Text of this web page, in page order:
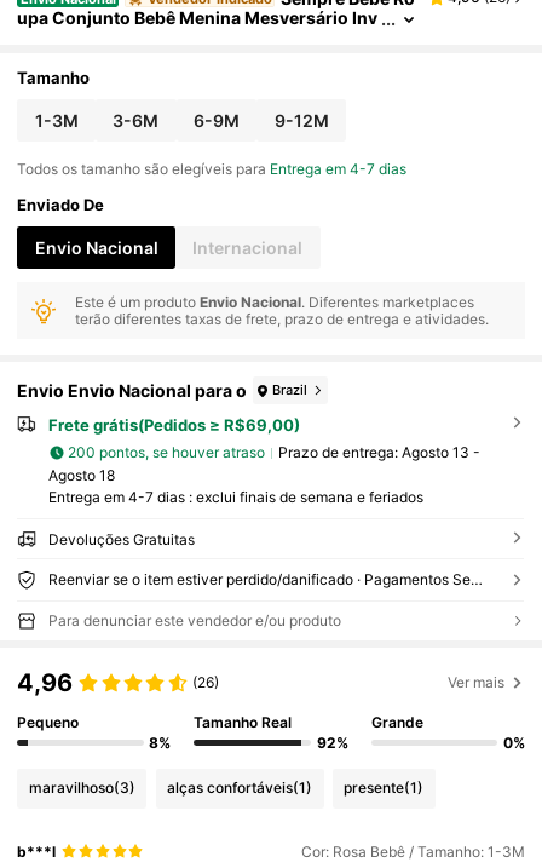
upa Conjunto Bebê Menina Mesversário Inv
Tamanho
1-3M 3-6M 6-9M 9-12M
Todos os tamanho são elegíveis para Entrega em 4-7 dias
Enviado De
Envio Nacional Internacional
Este é um produtoEnvio Nacional. Diferentes marketplaces
terão diferentes taxas de frete, prazo de entrega e atividades.
Envio Envio Nacional para o Brazil
Frete grátis(Pedidos ≥ R$69,00)
200 pontos, se houver atraso Prazo de entrega: Agosto 13 -
Agosto 18
Entrega em 4-7 dias : exclui finais de semana e feriados
Devoluções Gratuitas
Reenviar se o item estiver perdido/danificado · Pagamentos Seguros · Proteção de privacidade
Para denunciar este vendedor e/ou produto
4,96 (26) Ver mais
Pequeno
8%
Tamanho Real
92%
Grande
0%
maravilhoso(3) alças confortáveis(1) presente(1)
b***l Cor: Rosa Bebê / Tamanho: 1-3M